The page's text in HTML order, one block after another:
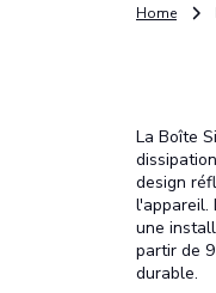
Home
La Boîte
design
l'appareil.
une
partir de
durable.